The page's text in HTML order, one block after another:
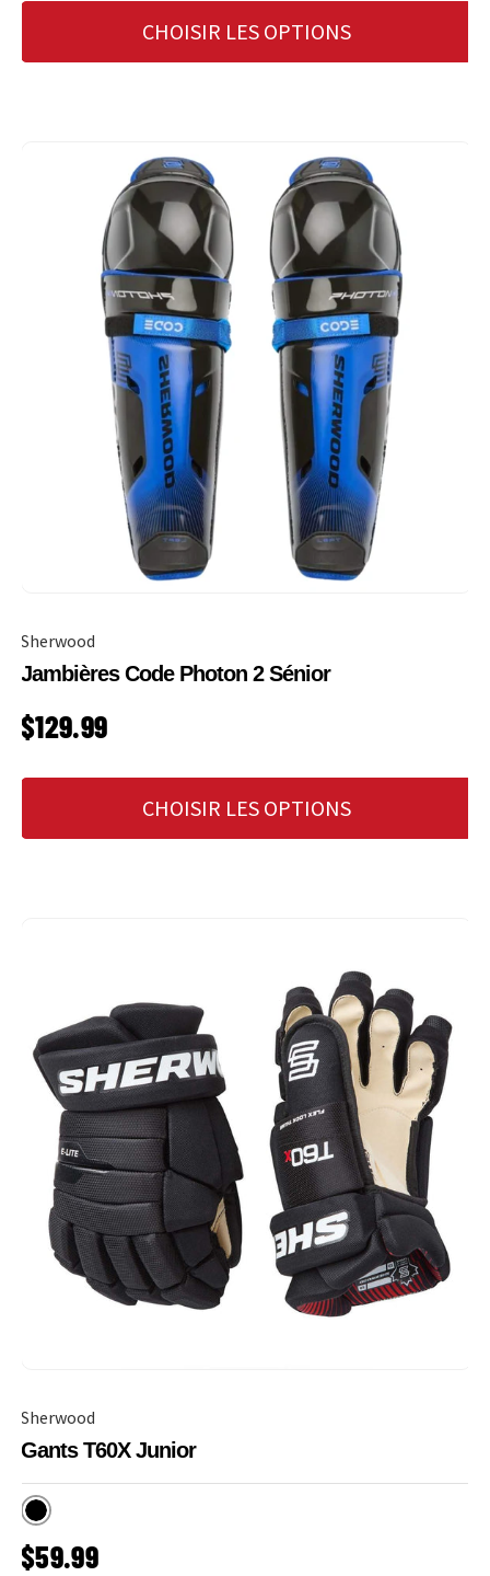
CHOISIR LES OPTIONS
Sherwood
Jambières Code Photon 2 Sénior
PRIX HABITUEL
$129.99
CHOISIR LES OPTIONS
Sherwood
Gants T60X Junior
Noir
PRIX HABITUEL
$59.99